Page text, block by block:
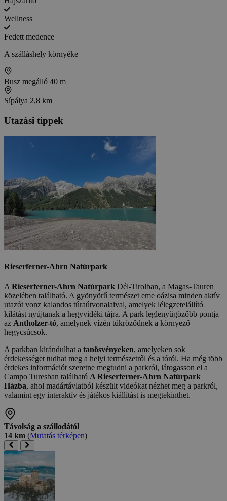
Wellness
Fedett medence
A szálláshely környéke
Busz megálló 40 m
Sípálya 2,8 km
Utazási tippek
Rieserferner-Ahrn Natúrpark
A Rieserferner-Ahrn Natúrpark Dél-Tirolban, a Magas-Tauren
közelében található. A gyönyörű természet eme oázisa minden aktív
utazót vonz kalandos túraútvonalaival, amelyek lélegzetelállító
kilátást nyújtanak a hegyvidéki tájra. A park leglenyűgözőbb pontja
az Antholzer-tó, amelynek vízén tükröződnek a környező
hegycsúcsok.
A parkban kirándulhat a tanösvényeken, amelyeken sok
érdekességet tudhat meg a helyi természetről és a tóról. Ha még több
érdekes információt szeretne megtudni a parkról, látogasson el a
Campo Turesban található A Rieserferner-Ahrn Natúrpark
Házba, ahol madártávlatból készült videókat nézhet meg a parkról,
valamint egy interaktív és játékos kiállítást is megtekinthet.
Távolság a szállodától
14 km (Mutatás térképen)